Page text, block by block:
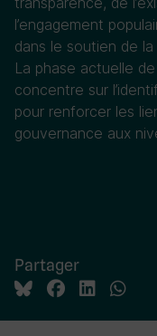
l’engagement
dans le soutien de la
La phase actuelle
concentre sur
pour renforcer les
gouvernance aux
Partager